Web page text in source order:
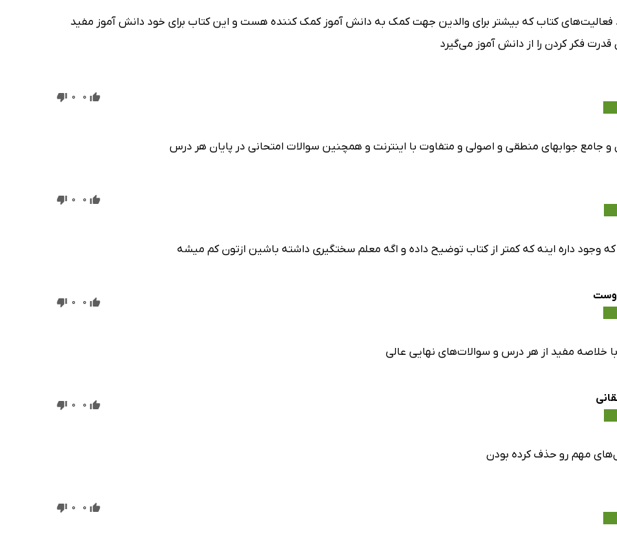
فعالیت‌های کتاب که بیشتر برای والدین جهت کمک به دانش آموز کمک کننده هست و این کتاب برای خود دانش آموز مفید
فکر کردن را از دانش آموز می‌گیرد
0
0
و جامع جوابهای منطقی و اصولی و متفاوت با اینترنت و همچنین سوالات امتحانی در پایان هر درس
0
0
وجود داره اینه که کمتر از کتاب توضیح داده و اگه معلم سختگیری داشته باشین ازتون کم میشه
دوست 0
0
خلاصه مفید از هر درس و سوالات‌های نهایی عالی
0
0
مهم رو حذف کرده بودن
0
0